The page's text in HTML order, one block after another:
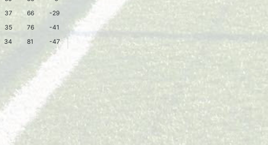
37 66
-29
35 76
-41
34 81
-47